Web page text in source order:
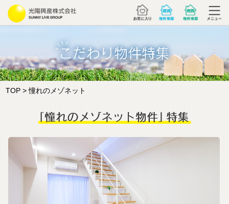
TOP> 憧れのメゾネット